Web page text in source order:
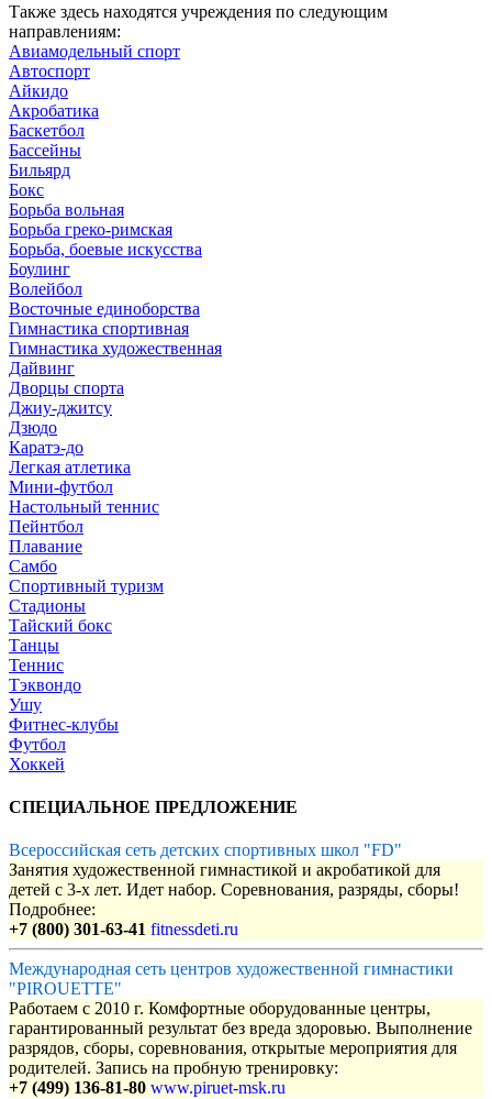
Также здесь находятся учреждения по следующим
направлениям:
Авиамодельный спорт
Автоспорт
Айкидо
Акробатика
Баскетбол
Бассейны
Бильярд
Бокс
Борьба вольная
Борьба греко-римская
Борьба, боевые искусства
Боулинг
Волейбол
Восточные единоборства
Гимнастика спортивная
Гимнастика художественная
Дайвинг
Дворцы спорта
Джиу-джитсу
Дзюдо
Каратэ-до
Легкая атлетика
Мини-футбол
Настольный теннис
Пейнтбол
Плавание
Самбо
Спортивный туризм
Стадионы
Тайский бокс
Танцы
Теннис
Тэквондо
Ушу
Фитнес-клубы
Футбол
Хоккей
СПЕЦИАЛЬНОЕ ПРЕДЛОЖЕНИЕ
Всероссийская сеть детских спортивных школ "FD"
Занятия художественной гимнастикой и акробатикой для
детей с 3-х лет. Идет набор. Соревнования, разряды, сборы!
Подробнее:
+7 (800) 301-63-41 fitnessdeti.ru
Международная сеть центров художественной гимнастики
"PIROUETTE"
Работаем с 2010 г. Комфортные оборудованные центры,
гарантированный результат без вреда здоровью. Выполнение
разрядов, сборы, соревнования, открытые мероприятия для
родителей. Запись на пробную тренировку:
+7 (499) 136-81-80 www.piruet-msk.ru